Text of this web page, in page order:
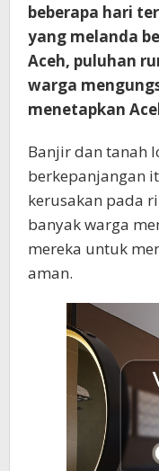
beberapa hari
yang melanda
Aceh, puluhan
warga
menetapkan
Banjir dan tanah
berkepanjangan
kerusakan pada
banyak warga
mereka untuk
aman.